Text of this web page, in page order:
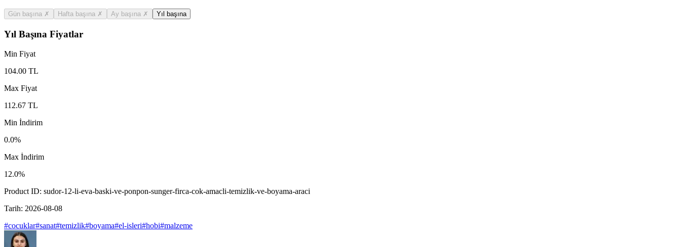
Gün başına ✗ Hafta başına ✗ Ay başına ✗ Yıl başına
Yıl Başına Fiyatlar
Min Fiyat
104.00 TL
Max Fiyat
112.67 TL
Min İndirim
0.0%
Max İndirim
12.0%
Product ID: sudor-12-li-eva-baski-ve-ponpon-sunger-firca-cok-amacli-temizlik-ve-boyama-araci
Tarih: 2026-08-08
#cocuklar#sanat#temizlik#boyama#el-isleri#hobi#malzeme